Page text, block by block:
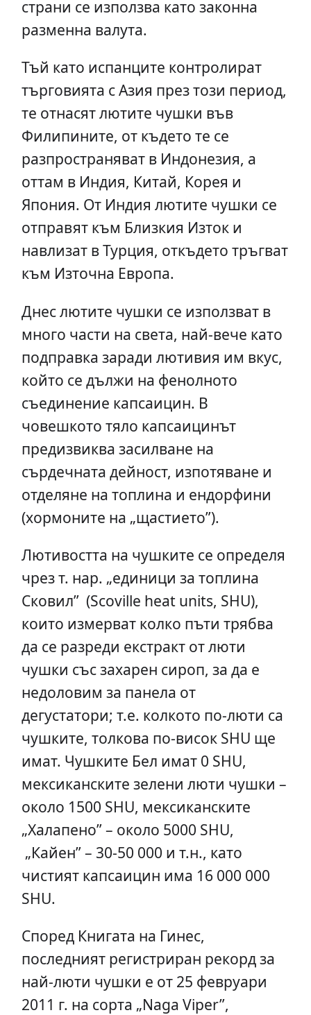
страни се използва като законна
разменна валута.
Тъй като испанците контролират
търговията с Азия през този период,
те отнасят лютите чушки във
Филипините, от където те се
разпространяват в Индонезия, а
оттам в Индия, Китай, Корея и
Япония. От Индия лютите чушки се
отправят към Близкия Изток и
навлизат в Турция, откъдето тръгват
към Източна Европа.
Днес лютите чушки се използват в
много части на света, най-вече като
подправка заради лютивия им вкус,
който се дължи на фенолното
съединение капсаицин. В
човешкото тяло капсаицинът
предизвиква засилване на
сърдечната дейност, изпотяване и
отделяне на топлина и ендорфини
(хормоните на „щастието”).
Лютивостта на чушките се определя
чрез т. нар. „единици за топлина
Сковил” (Scoville heat units, SHU),
които измерват колко пъти трябва
да се разреди екстракт от люти
чушки със захарен сироп, за да е
недоловим за панела от
дегустатори; т.е. колкото по-люти са
чушките, толкова по-висок SHU ще
имат. Чушките Бел имат 0 SHU,
мексиканските зелени люти чушки –
около 1500 SHU, мексиканските
„Халапено” – около 5000 SHU,
„Кайен” – 30-50 000 и т.н., като
чистият капсаицин има 16 000 000
SHU.
Според Книгата на Гинес,
последният регистриран рекорд за
най-люти чушки е от 25 февруари
2011 г. на сорта „Naga Viper”,